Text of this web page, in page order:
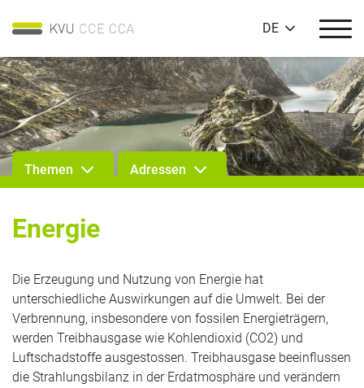
DE
Themen Adressen
Energie
Die Erzeugung und Nutzung von Energie hat
unterschiedliche Auswirkungen auf die Umwelt. Bei der
Verbrennung, insbesondere von fossilen Energieträgern,
werden Treibhausgase wie Kohlendioxid (CO2) und
Luftschadstoffe ausgestossen. Treibhausgase beeinflussen
die Strahlungsbilanz in der Erdatmosphäre und verändern